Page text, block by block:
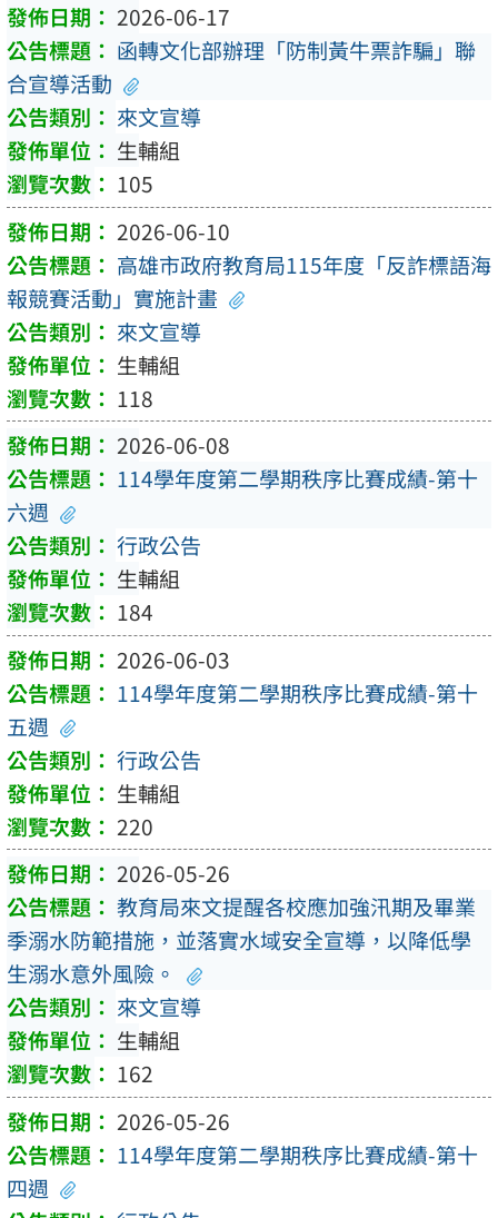
2026-06-17
函轉文化部辦理「防制黃牛票詐騙」聯
合宣導活動
來文宣導
生輔組
105
2026-06-10
高雄市政府教育局115年度「反詐標語海
報競賽活動」實施計畫
來文宣導
生輔組
118
2026-06-08
114學年度第二學期秩序比賽成績-第十
六週
行政公告
生輔組
184
2026-06-03
114學年度第二學期秩序比賽成績-第十
五週
行政公告
生輔組
220
2026-05-26
教育局來文提醒各校應加強汛期及畢業
季溺水防範措施，並落實水域安全宣導，以降低學
生溺水意外風險。
來文宣導
生輔組
162
2026-05-26
114學年度第二學期秩序比賽成績-第十
四週